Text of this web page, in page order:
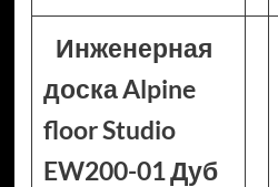
Инженерная
доска Alpine
floor Studio
EW200-01 Дуб